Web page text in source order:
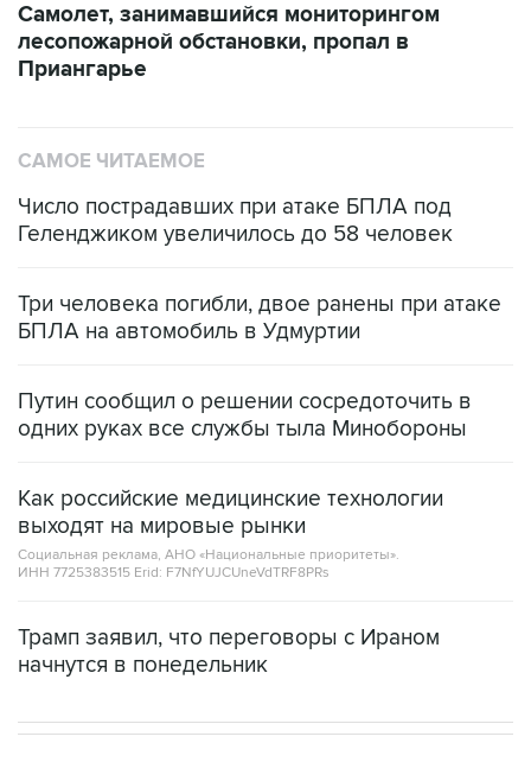
Самолет, занимавшийся мониторингом
лесопожарной обстановки, пропал в
Приангарье
САМОЕ ЧИТАЕМОЕ
Число пострадавших при атаке БПЛА под
Геленджиком увеличилось до 58 человек
Три человека погибли, двое ранены при атаке
БПЛА на автомобиль в Удмуртии
Путин сообщил о решении сосредоточить в
одних руках все службы тыла Минобороны
Как российские медицинские технологии
выходят на мировые рынки
Социальная реклама, АНО «Национальные приоритеты».
ИНН 7725383515 Erid: F7NfYUJCUneVdTRF8PRs
Трамп заявил, что переговоры с Ираном
начнутся в понедельник